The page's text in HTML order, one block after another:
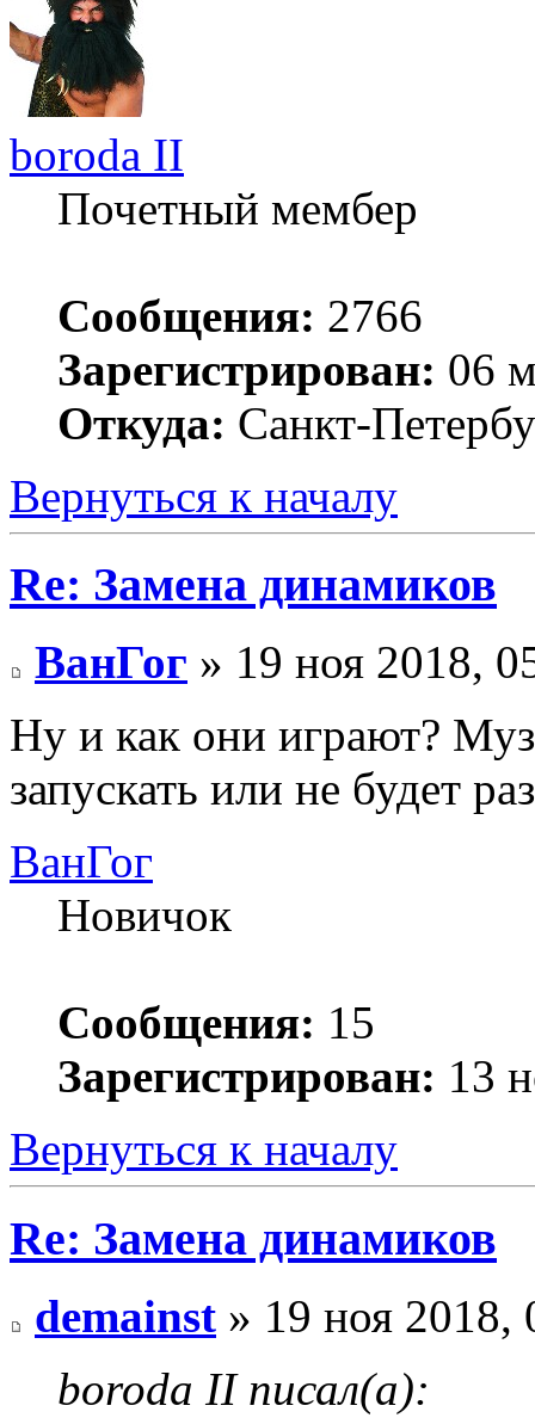
boroda II
Почетный мембер
Сообщения: 2766
Зарегистрирован: 06
Откуда: Санкт-
Вернуться к началу
Re: Замена динамиков
ВанГог » 19 ноя 2018,
Ну и как они играют?
запускать или не будет
ВанГог
Новичок
Сообщения: 15
Зарегистрирован: 13
Вернуться к началу
Re: Замена динамиков
demainst » 19 ноя 2018,
boroda II писал(а):